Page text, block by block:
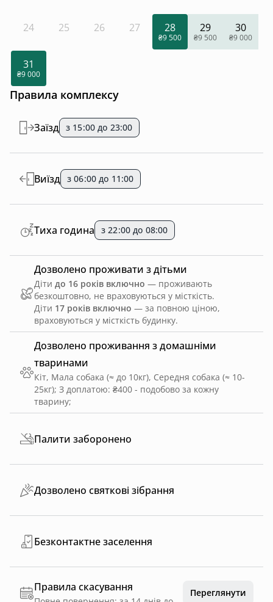
24 25 26 27 28
₴9 500
29
₴9 500
30
₴9 000
31
₴9 000
Правила комплексу
Дозволено проживання з домашніми
тваринами
Кіт, Мала собака (≈ до 10кг), Середня собака (≈ 10-
25кг); З доплатою: ₴400 - подобово за кожну
тварину;
Заїзд з 15:00 до 23:00
Виїзд з 06:00 до 11:00
Дозволено проживати з дітьми
Діти до 16 років включно — проживають
безкоштовно, не враховуються у місткість.
Діти 17 років включно — за повною ціною,
враховуються у місткість будинку.
Тиха година з 22:00 до 08:00
Палити заборонено
Дозволено святкові зібрання
Безконтактне заселення
Правила скасування Переглянути